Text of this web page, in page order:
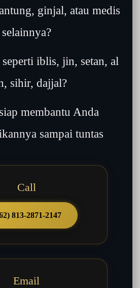
ginjal, atau medis
selainnya?
iblis, jin, setan, al
sihir, dajjal?
membantu Anda
sampai tuntas
Call
813-2871-2147
Email